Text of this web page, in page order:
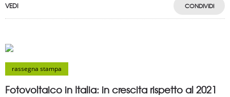
VEDI CONDIVIDI
rassegna stampa
Fotovoltaico in Italia: in crescita rispetto al 2021